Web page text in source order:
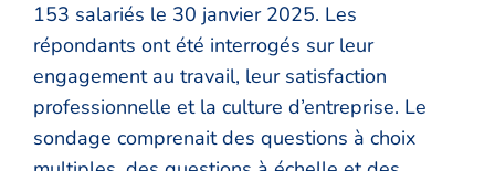
153 salariés le 30 janvier 2025. Les
répondants ont été interrogés sur leur
engagement au travail, leur satisfaction
professionnelle et la culture d’entreprise. Le
sondage comprenait des questions à choix